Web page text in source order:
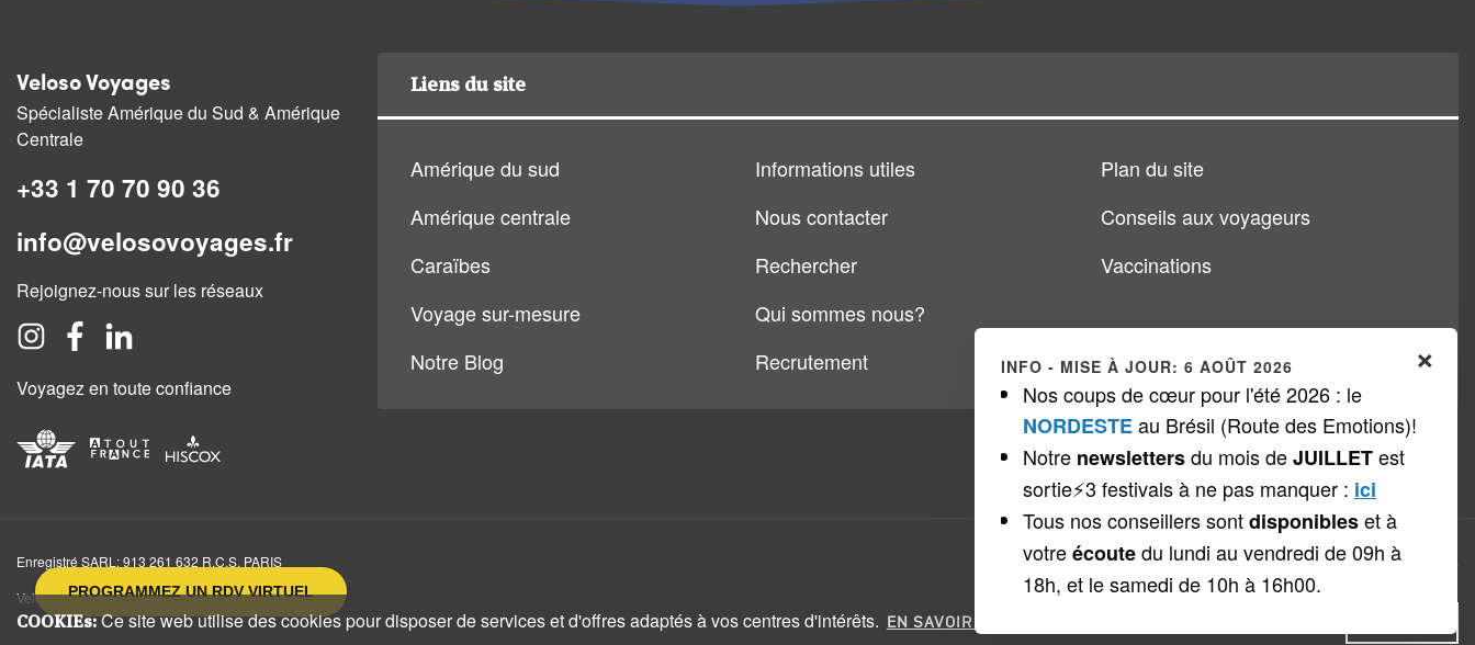
COOKIEs:Ce site web utilise des cookies pour disposer de services et d'offres adaptés à vos centres d'intérêts. EN SAVOIR PLUS
PROGRAMMEZ UN RDV VIRTUEL
×
INFO - MISE À JOUR: 6 AOÛT 2026
Nos coups de cœur pour l'été 2026 : le
NORDESTEau Brésil (Route des Emotions)!
Notre newslettersdu mois deJUILLETest
sortie⚡3 festivals à ne pas manquer : ici
Tous nos conseillers sontdisponibleset à
votreécoutedu lundi au vendredi de 09h à
18h, et le samedi de 10h à 16h00.
Veloso Voyages
Spécialiste Amérique du Sud & Amérique
Centrale
+33 1 70 70 90 36
info@velosovoyages.fr
Rejoignez-nous sur les réseaux
Voyagez en toute confiance
Liens du site
Amérique du sud
Amérique centrale
Caraïbes
Voyage sur-mesure
Notre Blog
Informations utiles
Nous contacter
Rechercher
Qui sommes nous?
Recrutement
Plan du site
Conseils aux voyageurs
Vaccinations
Enregistré SARL: 913 261 632 R.C.S. PARIS Copyright © 1999 - 2026Veloso Voyages
Veloso Voyages, 15 rue des Halles, 75001, Paris Cookies